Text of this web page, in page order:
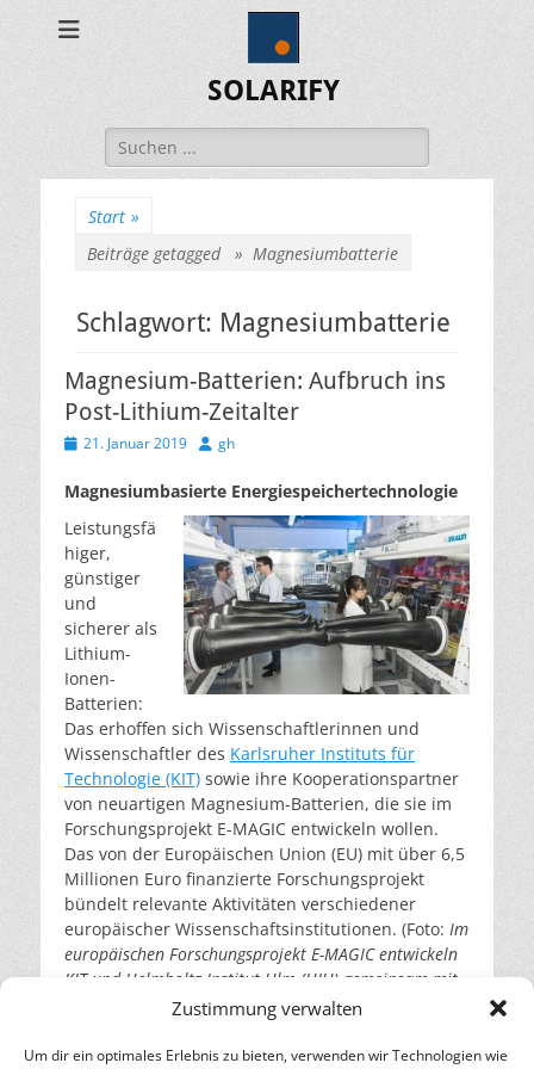
Zustimmung verwalten
Um dir ein optimales Erlebnis zu bieten, verwenden wir Technologien wie
SOLARIFY
Suchen
nach:
Start »
Beiträge getagged » Magnesiumbatterie
Schlagwort: Magnesiumbatterie
Magnesium-Batterien: Aufbruch ins
Post-Lithium-Zeitalter
Veröffentlicht
21. Januar 2019 Autor
gh
Magnesiumbasierte Energiespeichertechnologie
Leistungsfä
higer,
günstiger
und
sicherer als
Lithium-
Ionen-
Batterien:
Das erhoffen sich Wissenschaftlerinnen und
Wissenschaftler des Karlsruher Instituts für
Technologie (KIT) sowie ihre Kooperationspartner
von neuartigen Magnesium-Batterien, die sie im
Forschungsprojekt E-MAGIC entwickeln wollen.
Das von der Europäischen Union (EU) mit über 6,5
Millionen Euro finanzierte Forschungsprojekt
bündelt relevante Aktivitäten verschiedener
europäischer Wissenschaftsinstitutionen. (Foto: Im
europäischen Forschungsprojekt E-MAGIC entwickeln
KIT und Helmholtz-Institut Ulm (HIU) gemeinsam mit
Kooperationspartnern eine magnesiumbasierte
montieren Magnesiumbatterien unter Argon-